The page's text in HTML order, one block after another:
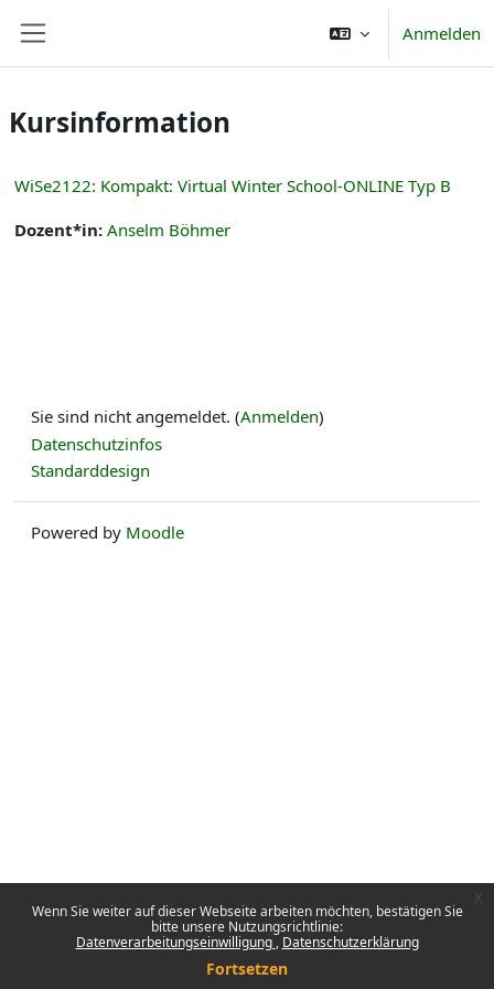
Wenn Sie weiter auf dieser Webseite arbeiten möchten, bestätigen Sie
bitte unsere Nutzungsrichtlinie:
Datenverarbeitungseinwilligung Datenschutzerklärung
Fortsetzen
Anmelden
Kursinformation
WiSe2122: Kompakt: Virtual Winter School-ONLINE Typ B
Dozent*in: Anselm Böhmer
Sie sind nicht angemeldet. (Anmelden)
Datenschutzinfos
Standarddesign
Powered by Moodle